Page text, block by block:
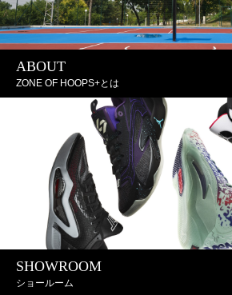
ABOUT
ZONE OF HOOPS+とは
SHOWROOM
ショールーム